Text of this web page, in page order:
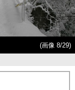
(画像 8/29)